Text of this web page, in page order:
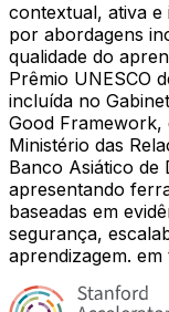
contextual, ativa e
por abordagens
qualidade do
Prêmio UNESCO
incluída no
Good Framework,
Ministério das
Banco Asiático de
apresentando
baseadas em
segurança,
aprendizagem.